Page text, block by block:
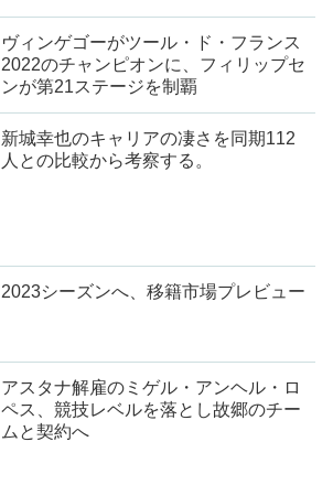
ヴィンゲゴーがツール・ド・フランス
2022のチャンピオンに、フィリップセ
ンが第21ステージを制覇
新城幸也のキャリアの凄さを同期112
人との比較から考察する。
2023シーズンへ、移籍市場プレビュー
アスタナ解雇のミゲル・アンヘル・ロ
ペス、競技レベルを落とし故郷のチー
ムと契約へ